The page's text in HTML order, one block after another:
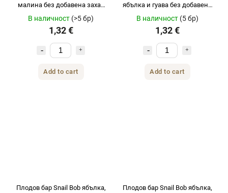
малина без добавена захар
В наличност (>5 бр)
1,32 €
Add to cart
ябълка и гуава без добавена
захар 120 г
В наличност (5 бр)
1,32 €
Add to cart
Плодов бар Snail Bob ябълка,
Плодов бар Snail Bob ябълка,